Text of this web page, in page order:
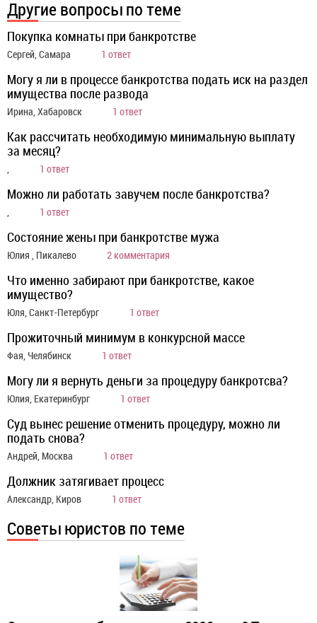
Другие вопросы по теме
Покупка комнаты при банкротстве
Сергей, Самара 1 ответ
Могу я ли в процессе банкротства подать иск на раздел
имущества после развода
Ирина, Хабаровск 1 ответ
Как рассчитать необходимую минимальную выплату
за месяц?
, 1 ответ
Можно ли работать завучем после банкротства?
, 1 ответ
Состояние жены при банкротстве мужа
Юлия , Пикалево 2 комментария
Что именно забирают при банкротстве, какое
имущество?
Юля, Санкт-Петербург 1 ответ
Прожиточный минимум в конкурсной массе
Фая, Челябинск 1 ответ
Могу ли я вернуть деньги за процедуру банкротсва?
Юлия, Екатеринбург 1 ответ
Суд вынес решение отменить процедуру, можно ли
подать снова?
Андрей, Москва 1 ответ
Должник затягивает процесс
Александр, Киров 1 ответ
Советы юристов по теме